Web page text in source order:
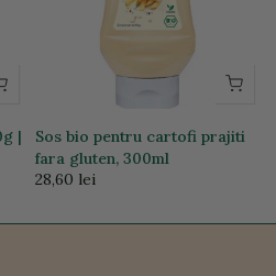
|
Sos bio pentru cartofi prajiti
fara gluten, 300ml
28,60 lei